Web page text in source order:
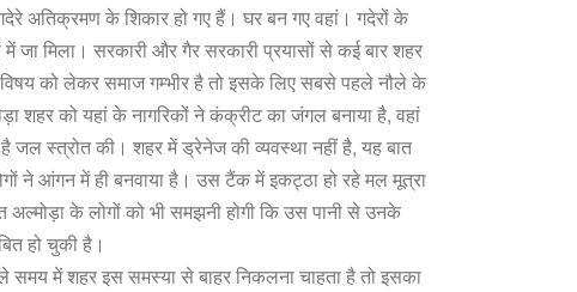
अतिक्रमणकेशिकारहोगएहैं। घरबनगएवहां। गदेरोंके
मेंजामिला। सरकारीऔरगैरसरकारीप्रयासोंसेकईबारशहर
विषयकोलेकरसमाजगम्भीरहैतोइसकेलिएसबसेपहलेनौलेके
शहरकोयहांकेनागरिकोंनेकंक्रीटकाजंगलबनायाहै, वहां
हैजलस्त्रोतकी। शहरमेंड्रेनेजकीव्यवस्थानहींहै, यहबात
नेआंगनमेंहीबनवायाहै। उसटैंकमेंइकट्ठाहोरहेमलमूत्रा
अल्मोड़ाकेलोगोंकोभीसमझनीहोगीकिउसपानीसेउनके
होचुकीहै।
समयमेंशहरइससमस्यासेबाहरनिकलनाचाहताहैतोइसका